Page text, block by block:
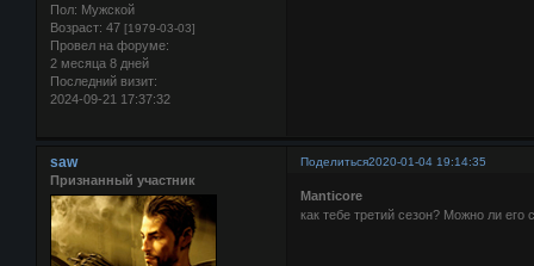
Пол: Мужской
Возраст: 47 [1979-03-03]
Провел на форуме:
2 месяца 8 дней
Последний визит:
2024-09-21 17:37:32
Поделиться2020-01-04 19:14:35
saw
Признанный участник
Manticore
как тебе третий сезон? Можно ли его